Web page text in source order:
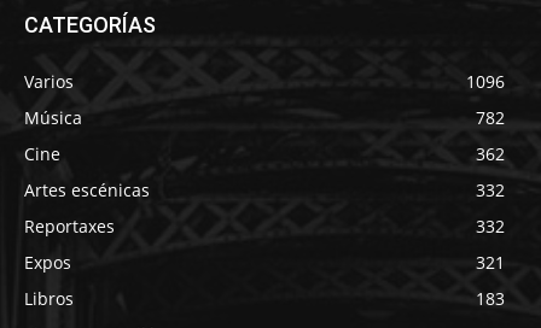
CATEGORÍAS
Varios
1096
Música
782
Cine
362
Artes escénicas
332
Reportaxes
332
Expos
321
Libros
183